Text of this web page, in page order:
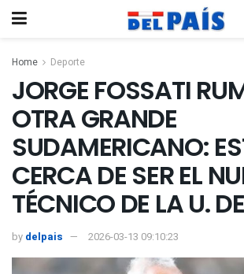
Home Deporte
JORGE FOSSATI
OTRA GRANDE
SUDAMERICANO:
CERCA DE SER EL
TÉCNICO DE LA U.
by delpais 2026-03-13 09:10:23